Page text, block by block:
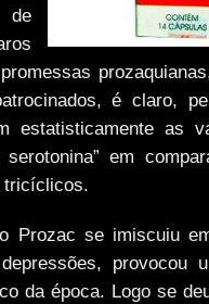
de
é claro,
estatisticamente as
em
tricíclicos.
Prozac se imiscuiu
provocou
da época. Logo se